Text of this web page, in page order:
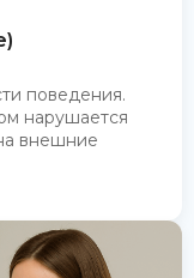
поведения.
нарушается
внешние